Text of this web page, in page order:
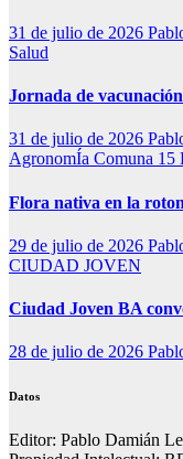
31 de julio de 2026
Salud
Jornada de
31 de julio de 2026
AgronomÍa Comuna 15
Flora nativa en la
29 de julio de 2026
CIUDAD JOVEN
Ciudad Joven BA
28 de julio de 2026
Datos
Editor: Pablo Damián